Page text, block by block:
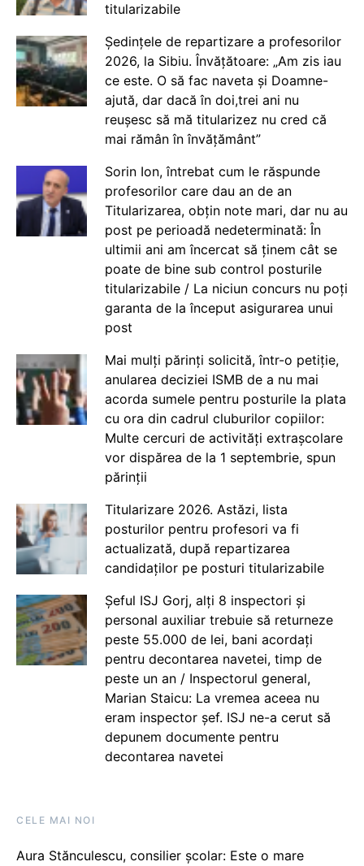
titularizabile
Ședințele de repartizare a profesorilor
2026, la Sibiu. Învățătoare: „Am zis iau
ce este. O să fac naveta și Doamne-
ajută, dar dacă în doi,trei ani nu
reușesc să mă titularizez nu cred că
mai rămân în învățământ”
Sorin Ion, întrebat cum le răspunde
profesorilor care dau an de an
Titularizarea, obțin note mari, dar nu au
post pe perioadă nedeterminată: În
ultimii ani am încercat să ținem cât se
poate de bine sub control posturile
titularizabile / La niciun concurs nu poți
garanta de la început asigurarea unui
post
Mai mulți părinți solicită, într-o petiție,
anularea deciziei ISMB de a nu mai
acorda sumele pentru posturile la plata
cu ora din cadrul cluburilor copiilor:
Multe cercuri de activități extrașcolare
vor dispărea de la 1 septembrie, spun
părinții
Titularizare 2026. Astăzi, lista
posturilor pentru profesori va fi
actualizată, după repartizarea
candidaților pe posturi titularizabile
Șeful ISJ Gorj, alți 8 inspectori și
personal auxiliar trebuie să returneze
peste 55.000 de lei, bani acordați
pentru decontarea navetei, timp de
peste un an / Inspectorul general,
Marian Staicu: La vremea aceea nu
eram inspector șef. ISJ ne-a cerut să
depunem documente pentru
decontarea navetei
CELE MAI NOI
Aura Stănculescu, consilier școlar: Este o mare